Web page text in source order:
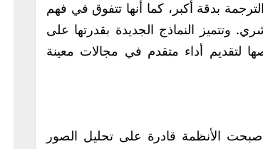
بدقة أكبر، كما أنها تتفوق في فهم
وتتميز النماذج الجديدة بقدرتها على
لتقديم أداء متقدم في مجالات معينة
أصبحت الأنظمة قادرة على تحليل الصور